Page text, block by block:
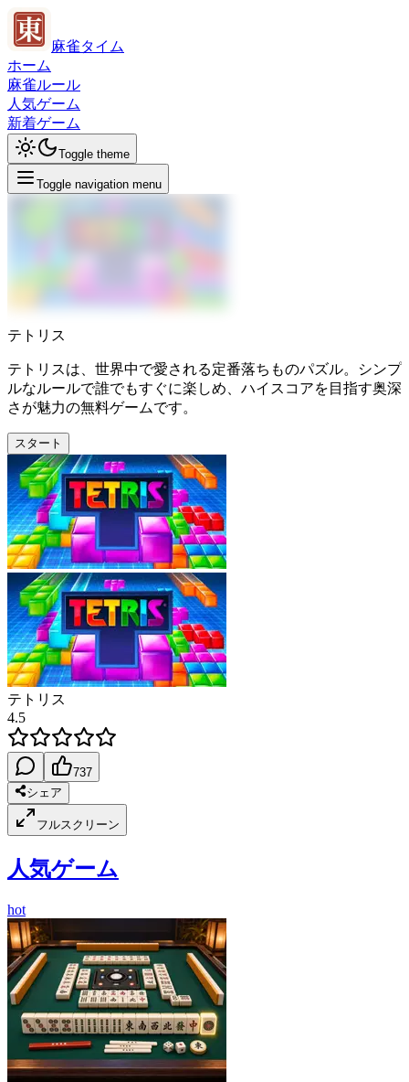
麻雀タイム
ホーム
麻雀ルール
人気ゲーム
新着ゲーム
Toggle theme
Toggle navigation menu
テトリス
テトリスは、世界中で愛される定番落ちものパズル。シンプ
ルなルールで誰でもすぐに楽しめ、ハイスコアを目指す奥深
さが魅力の無料ゲームです。
スタート
テトリス
4.5
737
シェア
フルスクリーン
人気ゲーム
hot